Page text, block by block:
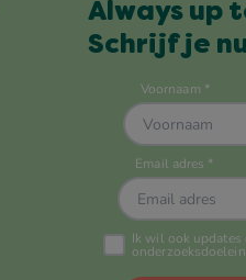
Always up
Schrijf je